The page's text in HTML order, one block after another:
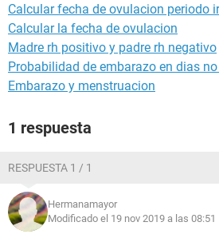
Calcular fecha de ovulacion periodo
Calcular la fecha de ovulacion
Madre rh positivo y padre rh negativo
Probabilidad de embarazo en dias
Embarazo y menstruacion
1 respuesta
RESPUESTA 1 / 1
Hermanamayor
Modificado el 19 nov 2019 a las 08:51